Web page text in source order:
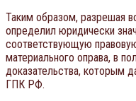
Таким образом, разрешая
определил юридически
соответствующую
материального оправа, в
доказательства, которым
ГПК РФ.